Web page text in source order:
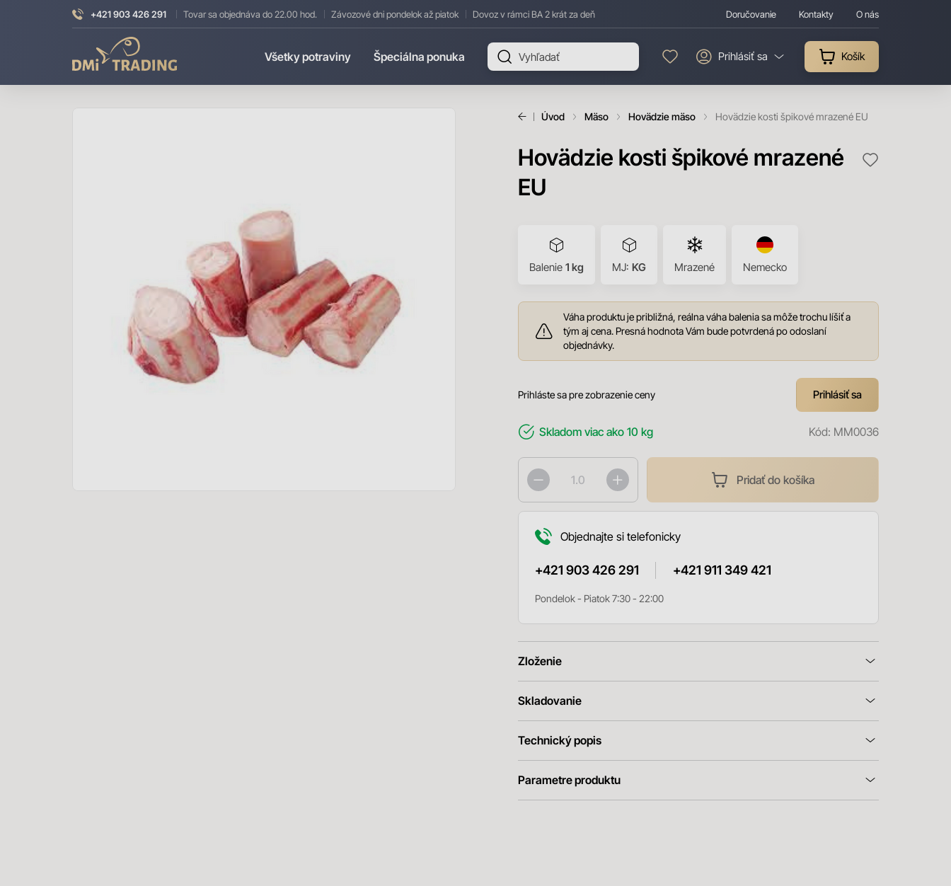
+421 903 426 291 Tovar sa objednáva do 22.00 hod. Závozové dni pondelok až piatok Dovoz v rámci BA 2 krát za deň Doručovanie Kontakty O nás
Trading
Všetky potraviny Špeciálna ponuka Prihlásiť sa Košík
Úvod Mäso Hovädzie mäso Hovädzie kosti špikové mrazené EU
Hovädzie kosti špikové mrazené
EU
Balenie 1 kg MJ: KG Mrazené Nemecko
Váha produktu je približná, reálna váha balenia sa môže trochu líšiť a
tým aj cena. Presná hodnota Vám bude potvrdená po odoslaní
objednávky.
Prihláste sa pre zobrazenie ceny Prihlásiť sa
Skladom viac ako 10 kg Kód: MM0036
Pridať do košíka
Objednajte si telefonicky
+421 903 426 291 +421 911 349 421
Pondelok - Piatok 7:30 - 22:00
Zloženie
Skladovanie
Technický popis
Parametre produktu